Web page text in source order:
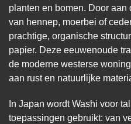
planten en bomen. Door
van hennep, moerbei of
prachtige, organische
papier. Deze eeuwenoude
de moderne westerse
aan rust en natuurlijke
In Japan wordt Washi voor
toepassingen gebruikt: van